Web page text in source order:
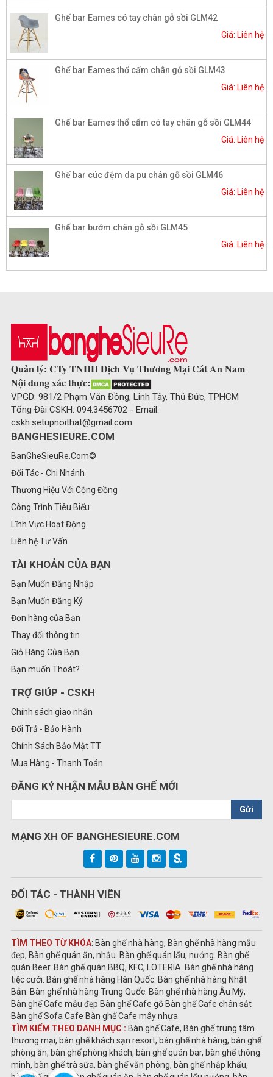
Ghế bar Eames có tay chân gỗ sồi GLM42
Giá: Liên hệ
Ghế bar Eames thổ cẩm chân gỗ sồi GLM43
Giá: Liên hệ
Ghế bar Eames thổ cẩm có tay chân gỗ sồi GLM44
Giá: Liên hệ
Ghế bar cúc đệm da pu chân gỗ sồi GLM46
Giá: Liên hệ
Ghế bar bướm chân gỗ sồi GLM45
Giá: Liên hệ
Quản lý: CTy TNHH Dịch Vụ Thương Mại Cát An Nam
Nội dung xác thực:
VPGD: 981/2 Phạm Văn Đồng, Linh Tây, Thủ Đức, TPHCM
Tổng Đài CSKH: 094.3456702 - Email:
cskh.setupnoithat@gmail.com
BANGHESIEURE.COM
BanGheSieuRe.Com©
Đối Tác - Chi Nhánh
Thương Hiệu Với Cộng Đồng
Công Trình Tiêu Biểu
Lĩnh Vực Hoạt Động
Liên hệ Tư Vấn
TÀI KHOẢN CỦA BẠN
Bạn Muốn Đăng Nhập
Bạn Muốn Đăng Ký
Đơn hàng của Bạn
Thay đổi thông tin
Giỏ Hàng Của Bạn
Bạn muốn Thoát?
TRỢ GIÚP - CSKH
Chính sách giao nhận
Đổi Trả - Bảo Hành
Chính Sách Bảo Mật TT
Mua Hàng - Thanh Toán
ĐĂNG KÝ NHẬN MẪU BÀN GHẾ MỚI
Gửi
MẠNG XH OF BANGHESIEURE.COM
ĐỐI TÁC - THÀNH VIÊN
TÌM THEO TỪ KHÓA: Bàn ghế nhà hàng, Bàn ghế nhà hàng mẫu
đẹp, Bàn ghế quán ăn, nhậu. Bàn ghế quán lẩu, nướng. Bàn ghế
quán Beer. Bàn ghế quán BBQ, KFC, LOTERIA. Bàn ghế nhà hàng
tiệc cưới. Bàn ghế nhà hàng Hàn Quốc. Bàn ghế nhà hàng Nhật
Bản. Bàn ghế nhà hàng Trung Quốc. Bàn ghế nhà hàng Âu Mỹ,
Bàn ghế Cafe mẫu đẹp Bàn ghế Cafe gỗ Bàn ghế Cafe chân sắt
Bàn ghế Sofa Cafe Bàn ghế Cafe mây nhựa
TÌM KIẾM THEO DANH MỤC : Bàn ghế Cafe, Bàn ghế trung tâm
thương mại, bàn ghế khách sạn resort, bàn ghế nhà hàng, bàn ghế
phòng ăn, bàn ghế phòng khách, bàn ghế quán bar, bàn ghế thông
minh, bàn ghế trà sữa, bàn ghế văn phòng, bàn ghế nhập khẩu,